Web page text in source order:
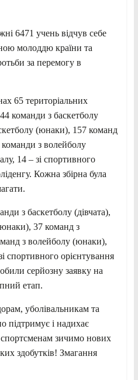
6471 учень відчув себе
молоддю країни та
за перемогу в
65 територіальних
команди з баскетболу
(юнаки), 157 команд
команди з волейболу
14 – зі спортивного
Кожна збірна була
з баскетболу (дівчата),
37 команд з
з волейболу (юнаки),
спортивного орієнтування
серйозну заявку на
етап.
уболівальникам та
підтримує і надихає
зичимо нових
здобутків! Змагання